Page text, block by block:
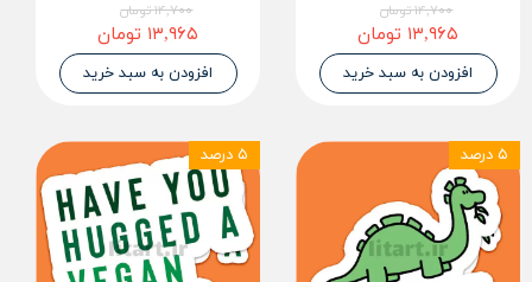
۱۴,۷۰۰ تومان
۱۳,۹۶۵ تومان
افزودن به سبد خرید
۱۴,۷۰۰ تومان
۱۳,۹۶۵ تومان
افزودن به سبد خرید
۵ درصد ۵ درصد